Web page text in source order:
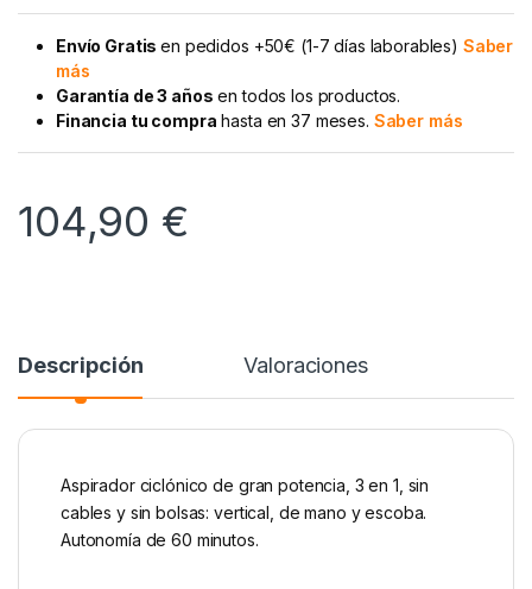
Envío Gratisen pedidos +50€ (1-7 días laborables) Saber
más
Garantía de 3 años en todos los productos.
Financia tu compra hasta en 37 meses. Saber más
104,90 €
Descripción Valoraciones
Aspirador ciclónico de gran potencia, 3 en 1, sin
cables y sin bolsas: vertical, de mano y escoba.
Autonomía de 60 minutos.